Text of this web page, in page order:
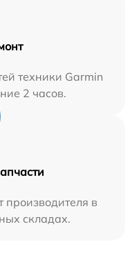
техники Garmin
2 часов.
производителя в
складах.